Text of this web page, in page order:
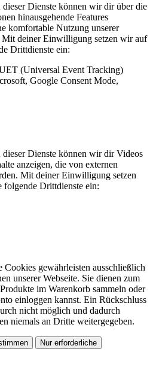
Dienste können wir dir über die
hinausgehende Features
komfortable Nutzung unserer
Mit deiner Einwilligung setzen wir auf
Drittdienste ein:
(Universal Event Tracking)
Google Consent Mode,
Dienste können wir dir Videos
anzeigen, die von externen
Mit deiner Einwilligung setzen
folgende Drittdienste ein:
Cookies gewährleisten ausschließlich
unserer Webseite. Sie dienen zum
im Warenkorb sammeln oder
einloggen kannst. Ein Rückschluss
nicht möglich und dadurch
niemals an Dritte weitergegeben.
Nur erforderliche